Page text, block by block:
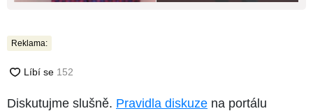
Reklama:
Diskutujme slušně. Pravidla diskuze na portálu